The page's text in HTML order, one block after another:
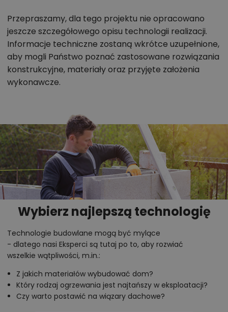
Przepraszamy, dla tego projektu nie opracowano
jeszcze szczegółowego opisu technologii realizacji.
Informacje techniczne zostaną wkrótce uzupełnione,
aby mogli Państwo poznać zastosowane rozwiązania
konstrukcyjne, materiały oraz przyjęte założenia
wykonawcze.
Wybierz najlepszą technologię
Technologie budowlane mogą być mylące
- dlatego nasi Eksperci są tutaj po to, aby rozwiać
wszelkie wątpliwości, m.in.:
Z jakich materiałów wybudować dom?
Który rodzaj ogrzewania jest najtańszy w eksploatacji?
Czy warto postawić na wiązary dachowe?